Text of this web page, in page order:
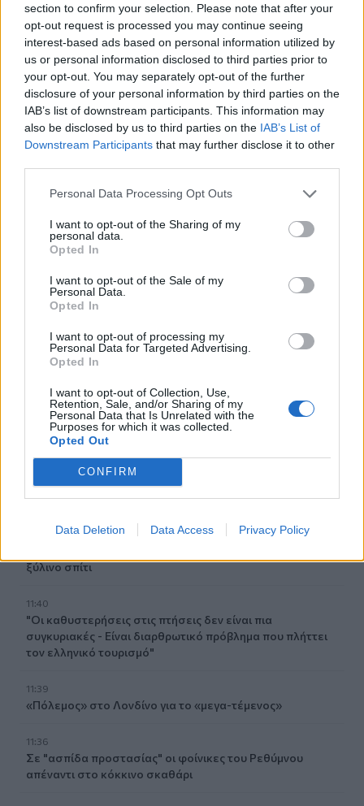
section to confirm your selection. Please note that after your
opt-out request is processed you may continue seeing
interest-based ads based on personal information utilized by
us or personal information disclosed to third parties prior to
your opt-out. You may separately opt-out of the further
disclosure of your personal information by third parties on the
IAB’s list of downstream participants. This information may
also be disclosed by us to third parties on the IAB’s List of
Downstream Participants that may further disclose it to other
Personal Data Processing Opt Outs
I want to opt-out of the Sharing of my
personal data.
Opted In
I want to opt-out of the Sale of my
Personal Data.
Opted In
I want to opt-out of processing my
Personal Data for Targeted Advertising.
Opted In
I want to opt-out of Collection, Use,
Retention, Sale, and/or Sharing of my
Personal Data that Is Unrelated with the
Purposes for which it was collected.
Opted Out
CONFIRM
Data Deletion Data Access Privacy Policy
ΥΠΠΟ: Αυτοψία της Λ. Μενδώνη στα Αιγόσθενα για τις
επιπτώσεις της πυρκαγιάς
12:14
Μυστράς: «Αγαπούσε παθολογικά τους γονείς του» λέει
ο δικηγόρος του 55χρονου που έκρυβε το πτώμα του
πατέρα του σε καταψύκτη
12:12
Δωρεά κλιματιστικού στο Γραφείο Ανηλίκων της
Ηρακλείου
Σέρρες: Όλα τα σενάρια εξετάζονται για την στυγερή
δολοφονία του 68χρονου
Αγροτικές ενισχύσεις: Σε λειτουργία η νέα πλατφόρμα
myAGRO της ΑΑΔΕ
Η «Άρρητη Σάρκα» ταξιδεύει στο Μουσείο Σύγχρονης
Τέχνης Χανίων
Οι νιγηριανές δυνάμεις ασφαλείας διέσωσαν 308 θύματα
απαγωγής
ξύλινο σπίτι
11:40
"Οι καθυστερήσεις στις πτήσεις δεν είναι πια
συγκυριακές - Είναι διαρθρωτικό πρόβλημα που πλήττει
τον ελληνικό τουρισμό"
11:39
«Πόλεμος» στο Λονδίνο για το «μεγα-τέμενος»
11:36
Σε "ασπίδα προστασίας" οι φοίνικες του Ρεθύμνου
απέναντι στο κόκκινο σκαθάρι